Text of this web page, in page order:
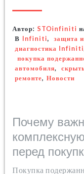
Автор: STOinfiniti
В Infiniti, защита
диагностика Infiniti
покупка
автомобиля,
ремонте, Новости
Почему
перед
Покупка